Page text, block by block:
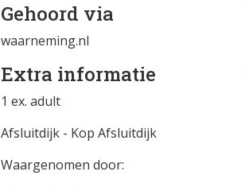
Gehoord via
waarneming.nl
Extra informatie
1 ex. adult
Afsluitdijk - Kop Afsluitdijk
Waargenomen door: